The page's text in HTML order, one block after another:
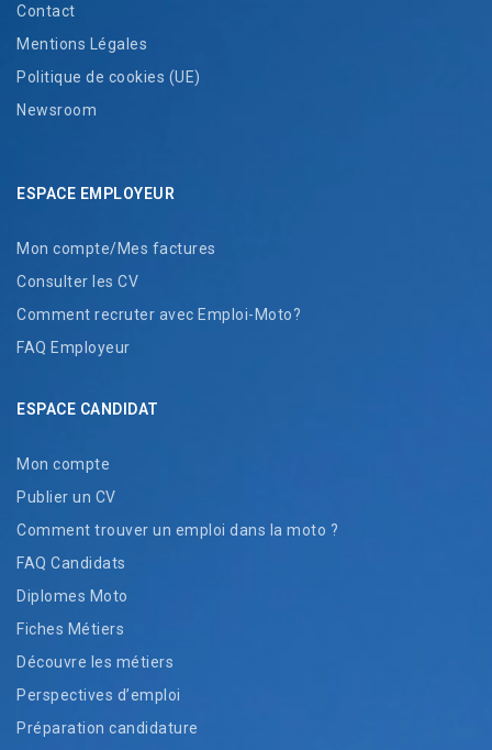
Contact
Mentions Légales
Politique de cookies (UE)
Newsroom
ESPACE EMPLOYEUR
Mon compte/Mes factures
Consulter les CV
Comment recruter avec Emploi-Moto?
FAQ Employeur
ESPACE CANDIDAT
Mon compte
Publier un CV
Comment trouver un emploi dans la moto ?
FAQ Candidats
Diplomes Moto
Fiches Métiers
Découvre les métiers
Perspectives d’emploi
Préparation candidature